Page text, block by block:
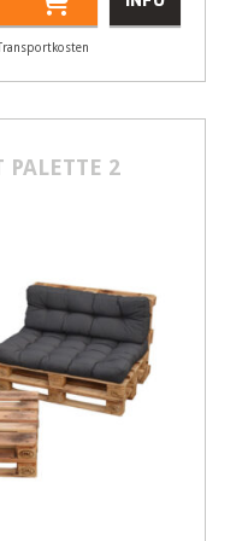
30 cm, Ø 60 cm
PALETTE 2